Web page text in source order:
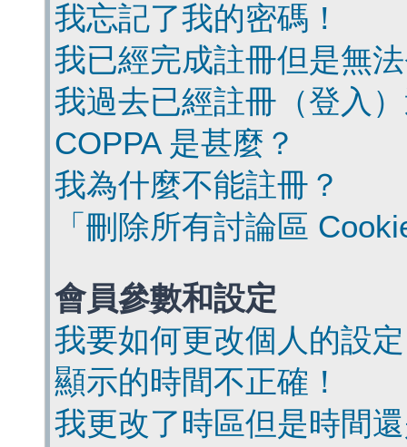
我忘記了我的密碼！
我已經完成註冊但是無
我過去已經註冊（登入
COPPA 是甚麼？
我為什麼不能註冊？
「刪除所有討論區
會員參數和設定
我要如何更改個人的設
顯示的時間不正確！
我更改了時區但是時間